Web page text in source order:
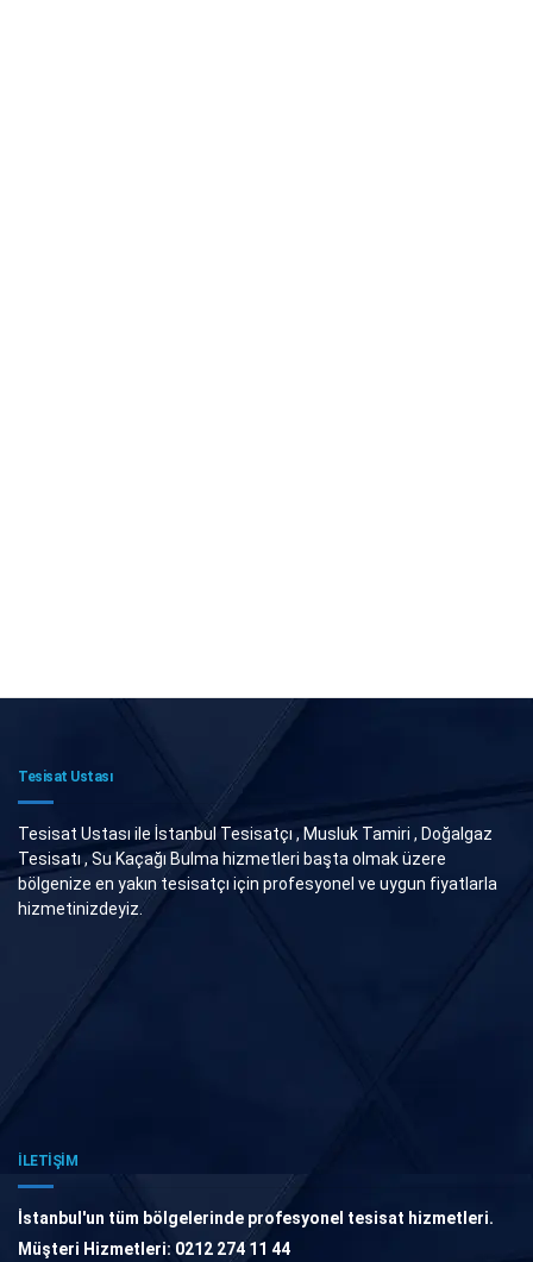
Tesisat Ustası
Tesisat Ustası ile İstanbul Tesisatçı , Musluk Tamiri , Doğalgaz
Tesisatı , Su Kaçağı Bulma hizmetleri başta olmak üzere
bölgenize en yakın tesisatçı için profesyonel ve uygun fiyatlarla
hizmetinizdeyiz.
İLETİŞİM
İstanbul'un tüm bölgelerinde profesyonel tesisat hizmetleri.
Müşteri Hizmetleri: 0212 274 11 44